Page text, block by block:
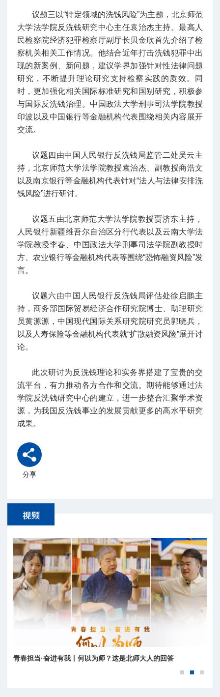
议题三以“特定领域的洗钱风险”为主题，北京师范
大学法学院反洗钱研究中心主任袁治杰主持。最高人
民检察院经济犯罪检察厅副厅长贝金欣首先介绍了检
察机关相关工作情况。他结合近年打击洗钱犯罪中出
现的新案例、新问题，建议学界加强针对性法律问题
研究，不断提升理论研究支持检察实践的质效。同
时，更加强化相关国际标准研究和国别研究，积极参
与国际反洗钱治理。中国政法大学刑事司法学院教授
印波以及中国银行等金融机构代表围绕相关内容展开
交流。
议题四由中国人民银行反洗钱局监管二处吴云主
持，北京师范大学法学院教授袁治杰、副教授商浩文
以及南京银行等金融机构代表针对“法人与法律安排洗
钱风险”进行研讨。
议题五由北京师范大学法学院教授贾济东主持，
人民银行新疆维吾尔自治区分行代表以及云南大学法
学院教授李春、中国政法大学刑事司法学院副教授时
方、农业银行等金融机构代表等围绕“恐怖融资风险”发
言。
议题六由中国人民银行反洗钱局评估处徐启鹏主
持，商务部国际贸易经济合作研究院博士、助理研究
员黄源源，中国现代国际关系研究院研究员郭晓兵，
以及人寿保险等金融机构代表就“扩散融资风险”展开讨
论。
此次研讨为反洗钱理论和实务界搭建了宝贵的交
流平台，有力推动各方合作和交流。期待能够通过法
学院反洗钱研究中心的建立，进一步整合汇聚学术资
源，为我国反洗钱事业的发展贡献更多的高水平研究
成果。
分享
青春担当·奋进有我丨何以为师？这是北师大人的回答